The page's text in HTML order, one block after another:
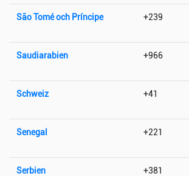
São Tomé och Príncipe +239
Saudiarabien +966
Schweiz +41
Senegal +221
Serbien +381